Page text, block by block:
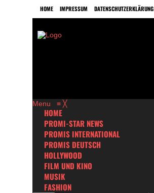
HOME IMPRESSUM DATENSCHUTZERKLÄRUNG
Menu ≡ ╳
HOME
PROMI-STAR NEWS
PROMIS INTERNATIONAL
PROMIS DEUTSCH
HOLLYWOOD
FILM UND KINO
MUSIK
FASHION